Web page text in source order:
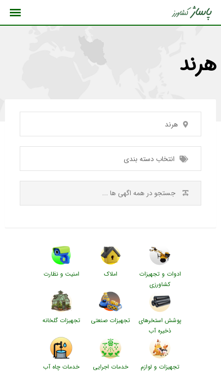
هرند
هرند
انتخاب دسته بندی
ادوات و تجهیزات
کشاورزی
املاک امنیت و نظارت
پوشش استخرهای
ذخیره آب
تجهیزات صنعتی تجهیزات گلخانه
تجهیزات و لوازم
خدمات اجرایی
خدمات چاه آب